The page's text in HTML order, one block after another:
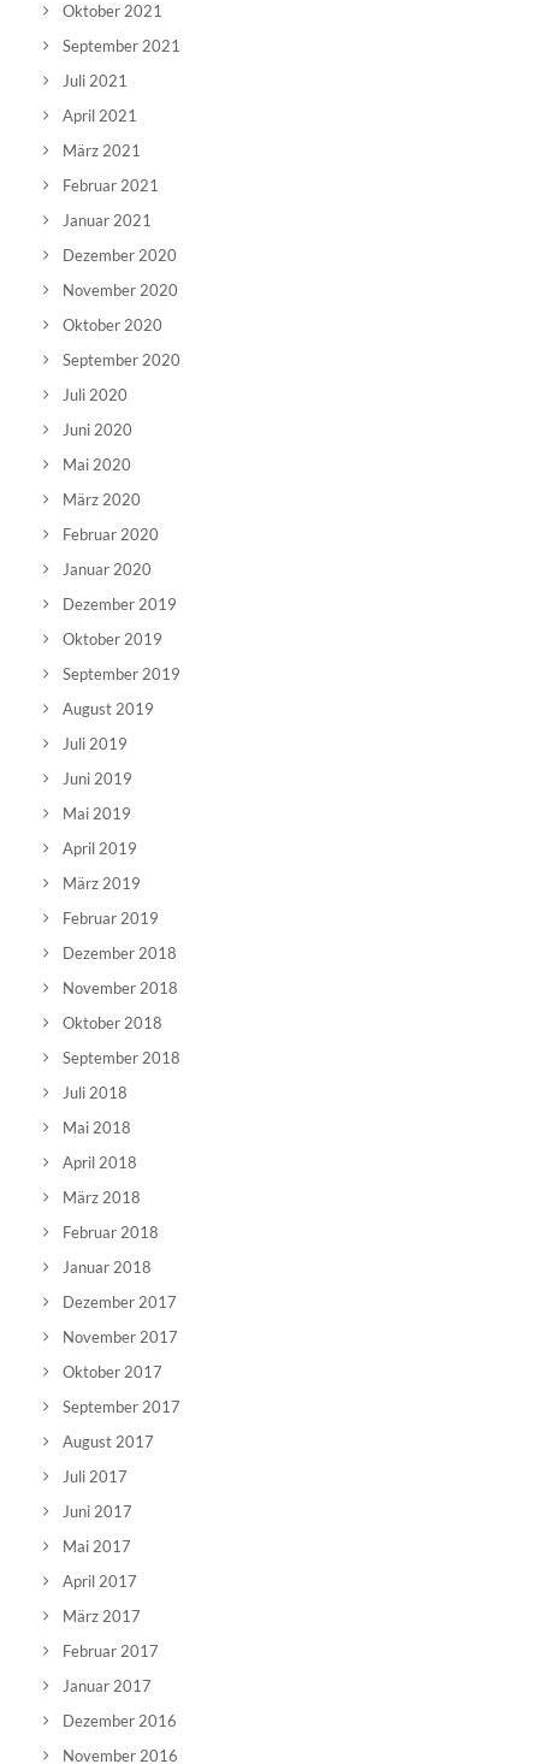
Oktober 2021
September 2021
Juli 2021
April 2021
März 2021
Februar 2021
Januar 2021
Dezember 2020
November 2020
Oktober 2020
September 2020
Juli 2020
Juni 2020
Mai 2020
März 2020
Februar 2020
Januar 2020
Dezember 2019
Oktober 2019
September 2019
August 2019
Juli 2019
Juni 2019
Mai 2019
April 2019
März 2019
Februar 2019
Dezember 2018
November 2018
Oktober 2018
September 2018
Juli 2018
Mai 2018
April 2018
März 2018
Februar 2018
Januar 2018
Dezember 2017
November 2017
Oktober 2017
September 2017
August 2017
Juli 2017
Juni 2017
Mai 2017
April 2017
März 2017
Februar 2017
Januar 2017
Dezember 2016
November 2016